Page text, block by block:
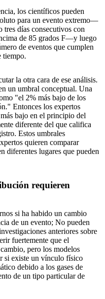
los científicos pueden
para un evento extremo—
tres días consecutivos con
de 85 grados F—y luego
de eventos que cumplen
tiempo.
la otra cara de ese análisis.
un umbral conceptual. Una
"el 2% más bajo de los
Entonces los expertos
bajo en el principio del
diferente del que califica
Estos umbrales
quieren comparar
diferentes lugares que pueden
requieren
si ha habido un cambio
de un evento; No pueden
anteriores sobre
fuertemente que el
pero los modelos
si existe un vínculo físico
debido a los gases de
de un tipo particular de